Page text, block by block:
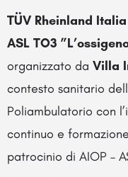
TÜV Rheinland Italia
ASL TO3
organizzato da Villa
contesto sanitario
Poliambulatorio con
continuo e
patrocinio di AIOP –